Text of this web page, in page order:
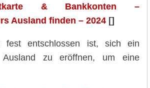
& Bankkonten –
Ausland finden – 2024 []
entschlossen ist, sich ein
Ausland zu eröffnen, um eine